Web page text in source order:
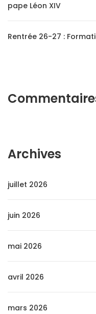
pape Léon XIV
Rentrée 26-27 :
Archives
juillet 2026
juin 2026
mai 2026
avril 2026
mars 2026